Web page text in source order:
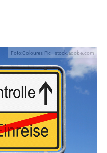
Foto:Coloures-Pic - stock.adobe.com